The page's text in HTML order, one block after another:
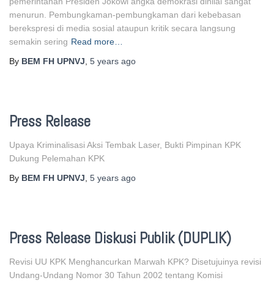
menurun. Pembungkaman-pembungkaman dari kebebasan
berekspresi di media sosial ataupun kritik secara langsung
semakin sering Read more…
By BEM FH UPNVJ 5 years ago
Press Release
Upaya Kriminalisasi Aksi Tembak Laser, Bukti Pimpinan KPK
Dukung Pelemahan KPK
By BEM FH UPNVJ 5 years ago
Press Release Diskusi Publik (DUPLIK)
Revisi UU KPK Menghancurkan Marwah KPK? Disetujuinya revisi
Undang-Undang Nomor 30 Tahun 2002 tentang Komisi